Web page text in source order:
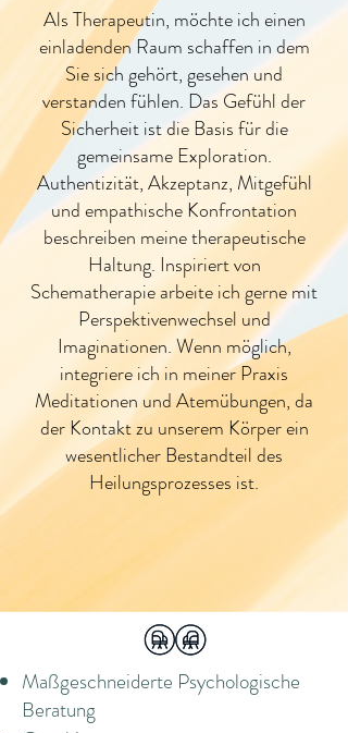
Als Therapeutin, möchte ich einen
einladenden Raum schaffen in dem
Sie sich gehört, gesehen und
verstanden fühlen. Das Gefühl der
Sicherheit ist die Basis für die
gemeinsame Exploration.
Authentizität, Akzeptanz, Mitgefühl
und empathische Konfrontation
beschreiben meine therapeutische
Haltung. Inspiriert von
Schematherapie arbeite ich gerne mit
Perspektivenwechsel und
Imaginationen. Wenn möglich,
integriere ich in meiner Praxis
Meditationen und Atemübungen, da
der Kontakt zu unserem Körper ein
wesentlicher Bestandteil des
Heilungsprozesses ist.
Maßgeschneiderte Psychologische
Beratung